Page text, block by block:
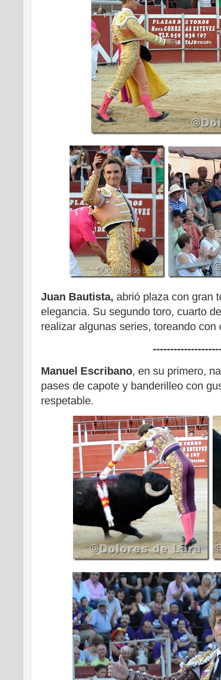
Juan Bautista, abrió plaza con gran
elegancia. Su segundo toro, cuarto
realizar algunas series, toreando
Manuel Escribano, en su primero,
pases de capote y banderilleo con
respetable.